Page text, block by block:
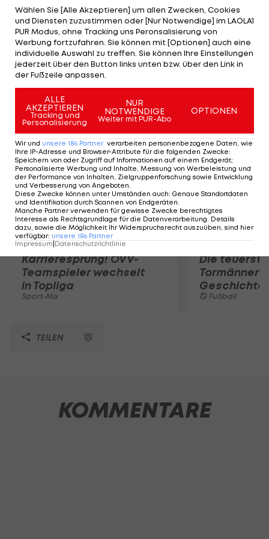
geht gegen das Test-Verhalten, nicht gegen den
Sieg von Nico Rosberg. Die Testfahrt ist ein Vorteil.
Rein logistisch geht das für uns erst nach
Silverstone. Das heißt, wir verlieren noch zwei
Rennen bis wir auf diesem Wissensstand sind", so
Helmut Marko.
Mehr zum Thema
Karrieresprung! ÖVV-
Teamspieler wechselt
in Topliga
Sport-Mix
Die
Tormänner
Geschichte
Fußball
TEILEN
KOMMENTARE
Wählen Sie [Alle Akzeptieren] um allen Zwecken, Cookies
und Diensten zuzustimmen oder [Nur Notwendige] im LAOLA1
PUR Modus, ohne Tracking uns Peronsalisierung von
Werbung fortzufahren. Sie können mit [Optionen] auch eine
individuelle Auswahl zu treffen. Sie können Ihre Einstellungen
jederzeit über den Button links unten bzw. über den Link in
der Fußzeile anpassen.
ALLE
AKZEPTIEREN
Tracking und
Personalisierung
NUR
NOTWENDIGE
Weiter mit PUR-Abo
OPTIONEN
Wir und unsere 186 Partner verarbeiten personenbezogene Daten, wie
Ihre IP-Adresse und Browser-Attribute für die folgenden Zwecke:
Speichern von oder Zugriff auf Informationen auf einem Endgerät;
Personalisierte Werbung und Inhalte, Messung von Werbeleistung und
der Performance von Inhalten, Zielgruppenforschung sowie Entwicklung
und Verbesserung von Angeboten.
Diese Zwecke können unter Umständen auch: Genaue Standortdaten
und Identifikation durch Scannen von Endgeräten.
Manche Partner verwenden für gewisse Zwecke berechtigtes
Interesse als Rechtsgrundlage für die Datenverarbeitung. Details
dazu, sowie die Möglichkeit Ihr Widerspruchsrecht auszuüben, sind hier
verfügbar: unsere 186 Partner
Impressum Datenschutzrichtlinie